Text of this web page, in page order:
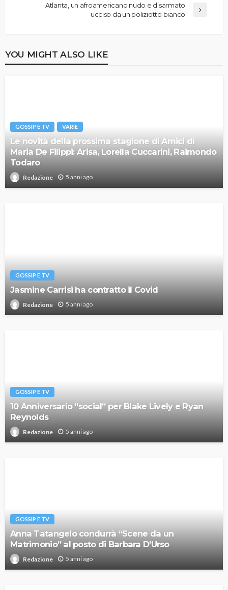
Atlanta, un afroamericano nudo e disarmato
ucciso da un poliziotto bianco
YOU MIGHT ALSO LIKE
GOSSIP E TV VARIE
Le novità della prossima stagione di Amici di
Maria De Filippi: Arisa, Lorella Cuccarini, Raimondo
Todaro
Redazione 5 anni ago
GOSSIP E TV
Jasmine Carrisi ha contratto il Covid
Redazione 5 anni ago
GOSSIP E TV
10 Anniversario “social” per Blake Lively e Ryan
Reynolds
Redazione 5 anni ago
GOSSIP E TV
Anna Tatangelo condurrà “Scene da un
Matrimonio” al posto di Barbara D’Urso
Redazione 5 anni ago